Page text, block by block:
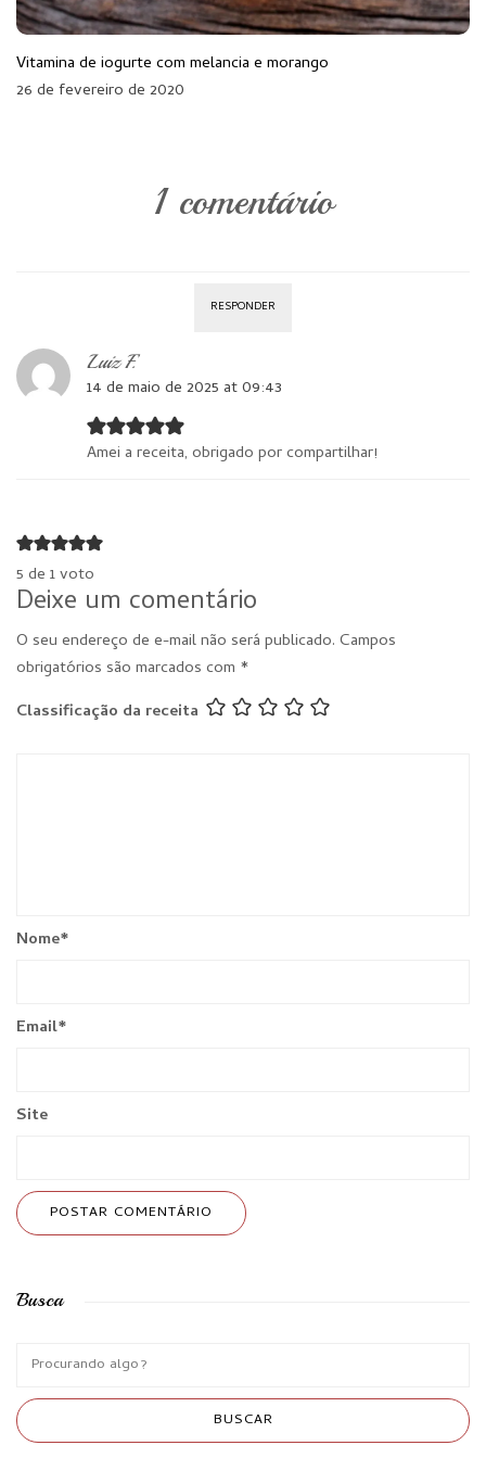
Vitamina de iogurte com melancia e morango
26 de fevereiro de 2020
1 comentário
RESPONDER
Luiz F.
14 de maio de 2025 at 09:43
Amei a receita, obrigado por compartilhar!
5 de 1 voto
Deixe um comentário
O seu endereço de e-mail não será publicado. Campos
obrigatórios são marcados com *
Classificação da receita
Nome*
Email*
Site
Busca